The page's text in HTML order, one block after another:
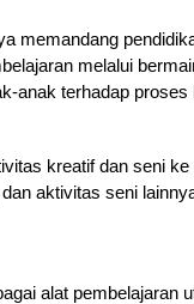
memandang
melalui
anak terhadap proses
kreatif dan seni
aktivitas seni
alat pembelajaran